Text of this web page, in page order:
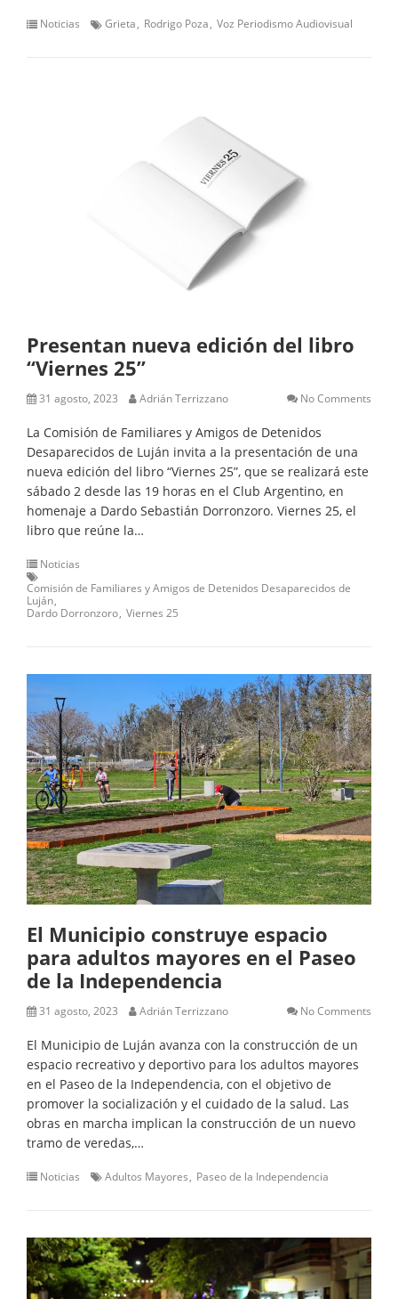
Noticias Grieta Rodrigo Poza Voz Periodismo Audiovisual
Presentan nueva edición del libro
“Viernes 25”
31 agosto, 2023 Adrián Terrizzano No Comments
La Comisión de Familiares y Amigos de Detenidos
Desaparecidos de Luján invita a la presentación de una
nueva edición del libro “Viernes 25”, que se realizará este
sábado 2 desde las 19 horas en el Club Argentino, en
homenaje a Dardo Sebastián Dorronzoro. Viernes 25, el
libro que reúne la…
Noticias
Comisión de Familiares y Amigos de Detenidos Desaparecidos de
Luján
Dardo Dorronzoro Viernes 25
El Municipio construye espacio
para adultos mayores en el Paseo
de la Independencia
31 agosto, 2023 Adrián Terrizzano No Comments
El Municipio de Luján avanza con la construcción de un
espacio recreativo y deportivo para los adultos mayores
en el Paseo de la Independencia, con el objetivo de
promover la socialización y el cuidado de la salud. Las
obras en marcha implican la construcción de un nuevo
tramo de veredas,…
Noticias Adultos Mayores Paseo de la Independencia